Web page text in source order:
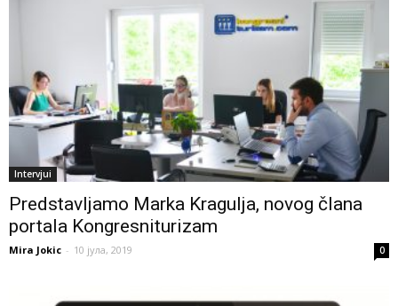
Intervjui
Predstavljamo Marka Kragulja, novog člana
portala Kongresniturizam
Mira Jokic - 10 јула, 2019 0